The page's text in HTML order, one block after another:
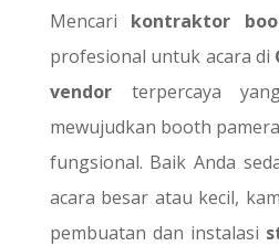
Mencari kontraktor
profesional untuk acara di
vendorterpercaya
mewujudkan booth
fungsional. Baik Anda
acara besar atau kecil,
pembuatan dan instalasi